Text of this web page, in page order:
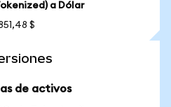
a Dólar
$
de activos